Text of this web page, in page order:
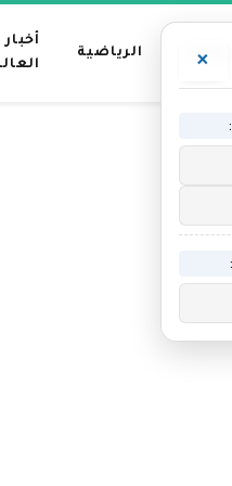
منوعات الرياضية
أخبار
×